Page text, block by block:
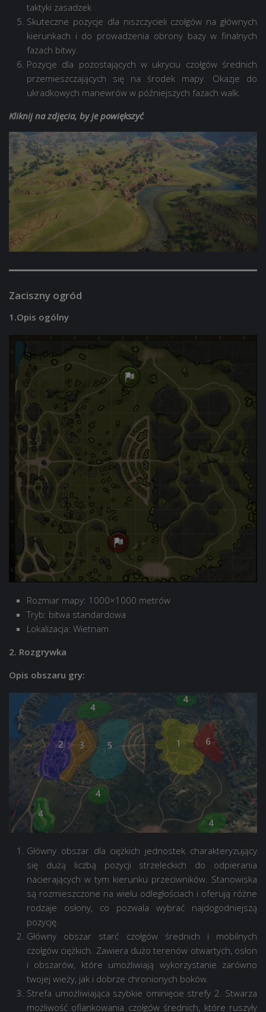
taktyki zasadzek
Skuteczne pozycje dla niszczycieli czołgów na głównych
kierunkach i do prowadzenia obrony bazy w finalnych
fazach bitwy.
Pozycje dla pozostających w ukryciu czołgów średnich
przemieszczających się na środek mapy. Okazje do
ukradkowych manewrów w późniejszych fazach walk.
Kliknij na zdjęcia, by je powiększyć
Zaciszny ogród
1.Opis ogólny
Rozmiar mapy: 1000×1000 metrów
Tryb: bitwa standardowa
Lokalizacja: Wietnam
2. Rozgrywka
Opis obszaru gry:
Główny obszar dla ciężkich jednostek charakteryzujący
się dużą liczbą pozycji strzeleckich do odpierania
nacierających w tym kierunku przeciwników. Stanowiska
są rozmieszczone na wielu odległościach i oferują różne
rodzaje osłony, co pozwala wybrać najdogodniejszą
pozycję.
Główny obszar starć czołgów średnich i mobilnych
czołgów ciężkich. Zawiera dużo terenów otwartych, osłon
i obszarów, które umożliwiają wykorzystanie zarówno
twojej wieży, jak i dobrze chronionych boków.
Strefa umożliwiająca szybkie ominięcie strefy 2. Stwarza
możliwość oflankowania czołgów średnich, które ruszyły